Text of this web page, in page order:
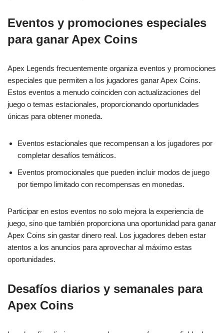
Eventos y promociones especiales
para ganar Apex Coins
Apex Legends frecuentemente organiza eventos y promociones
especiales que permiten a los jugadores ganar Apex Coins.
Estos eventos a menudo coinciden con actualizaciones del
juego o temas estacionales, proporcionando oportunidades
únicas para obtener moneda.
Eventos estacionales que recompensan a los jugadores por
completar desafíos temáticos.
Eventos promocionales que pueden incluir modos de juego
por tiempo limitado con recompensas en monedas.
Participar en estos eventos no solo mejora la experiencia de
juego, sino que también proporciona una oportunidad para ganar
Apex Coins sin gastar dinero real. Los jugadores deben estar
atentos a los anuncios para aprovechar al máximo estas
oportunidades.
Desafíos diarios y semanales para
Apex Coins